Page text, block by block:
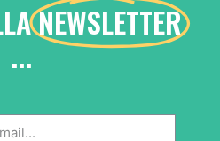
NEWSLETTER
...